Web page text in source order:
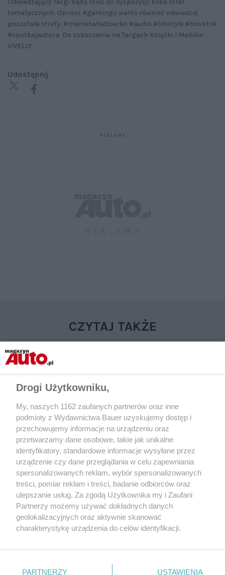
Odwiedzający Targi będą mieć do dyspozycji kilka stref
tematycznych. Oprócz #gamingu warto również odwiedzić
pozostałe strefy: #mamatatadziecko #audio #lifestyle #booktok
#spotkajautora. Do zobaczenia na Targach Książki i Mediów
VIVELO!
Udostępnij
CZYTAJ TAKŻE
GADŻETY
Fotele biurowe jak z rajdówki –
wygoda i rasowy wygląd
GADŻETY
Buty do jazdy
obuwie się nadaje,
które nadaje się
I całkiem nieźle
Drogi Użytkowniku,
My, naszych 1162 zaufanych partnerów oraz inne
podmioty z Wydawnictwa Bauer uzyskujemy dostęp i
przechowujemy informacje na urządzeniu oraz
przetwarzamy dane osobowe, takie jak unikalne
identyfikatory, standardowe informacje wysyłane przez
urządzenie czy dane przeglądania w celu zapewniania
spersonalizowanych reklam, wybór spersonalizowanych
treści, pomiar reklam i treści, badanie odbiorców oraz
ulepszanie usług. Za zgodą Użytkownika my i Zaufani
Partnerzy możemy używać dokładnych danych
geolokalizacyjnych oraz aktywnie skanować
charakterystykę urządzenia do celów identyfikacji.
zmienić/wycofać klikając przycisk ustawień prywatności
PARTNERZY USTAWIENIA